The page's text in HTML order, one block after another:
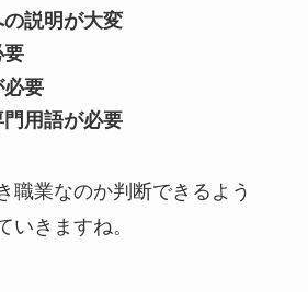
説明が大変
要
要
用語が必要
職業なのか判断できるよう
いきますね。